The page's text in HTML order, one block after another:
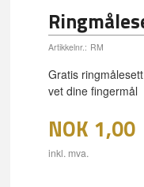
Artikkelnr.: RM
Gratis
vet dine fingermål
NOK 1,00
inkl. mva.